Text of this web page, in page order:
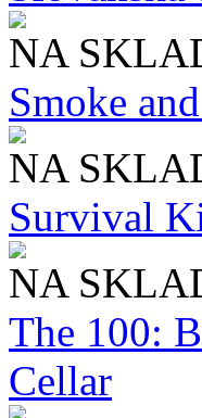
NA
Smoke
NA
Survival
NA
The 100:
Cellar